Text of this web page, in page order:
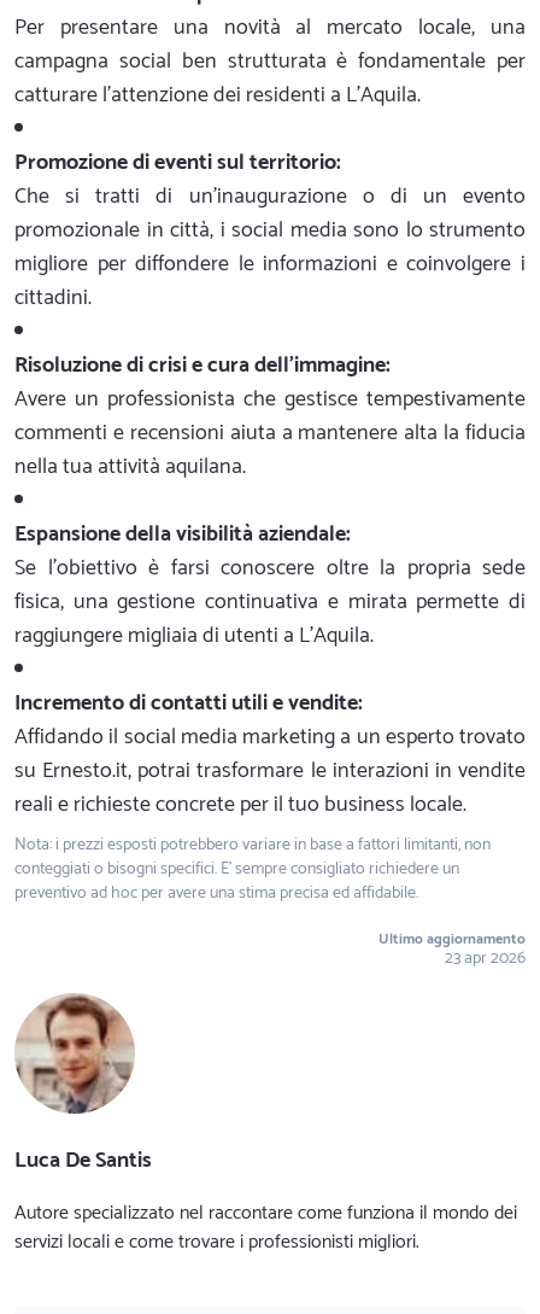
Per presentare una novità al mercato locale, una
campagna social ben strutturata è fondamentale per
catturare l'attenzione dei residenti a L'Aquila.
Promozione di eventi sul territorio:
Che si tratti di un'inaugurazione o di un evento
promozionale in città, i social media sono lo strumento
migliore per diffondere le informazioni e coinvolgere i
cittadini.
Risoluzione di crisi e cura dell'immagine:
Avere un professionista che gestisce tempestivamente
commenti e recensioni aiuta a mantenere alta la fiducia
nella tua attività aquilana.
Espansione della visibilità aziendale:
Se l'obiettivo è farsi conoscere oltre la propria sede
fisica, una gestione continuativa e mirata permette di
raggiungere migliaia di utenti a L'Aquila.
Incremento di contatti utili e vendite:
Affidando il social media marketing a un esperto trovato
su Ernesto.it, potrai trasformare le interazioni in vendite
reali e richieste concrete per il tuo business locale.
Nota: i prezzi esposti potrebbero variare in base a fattori limitanti, non
conteggiati o bisogni specifici. E' sempre consigliato richiedere un
preventivo ad hoc per avere una stima precisa ed affidabile.
Ultimo aggiornamento
23 apr 2026
Luca De Santis
Autore specializzato nel raccontare come funziona il mondo dei
servizi locali e come trovare i professionisti migliori.